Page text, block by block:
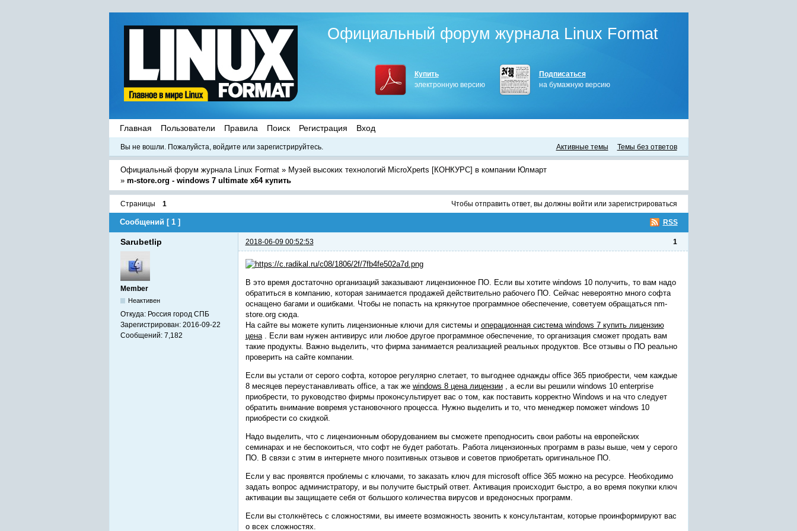
Официальный форум журнала Linux Format
Купить
электронную версию
Подписаться
на бумажную версию
Главная Пользователи Правила Поиск Регистрация Вход
Вы не вошли. Пожалуйста, войдите или зарегистрируйтесь. Активные темы Темы без ответов
Официальный форум журнала Linux Format » Музей высоких технологий MicroXperts [КОНКУРС] в компании Юлмарт
» m-store.org - windows 7 ultimate x64 купить
Страницы 1 Чтобы отправить ответ, вы должны войти или зарегистрироваться
RSS
Сообщений [ 1 ]
1
Sarubetlip 2018-06-09 00:52:53
Member
Неактивен
Откуда: Россия город СПБ
Зарегистрирован: 2016-09-22
Сообщений: 7,182
В это время достаточно организаций заказывают лицензионное ПО. Если вы хотите windows 10 получить, то вам надо
обратиться в компанию, которая занимается продажей действительно рабочего ПО. Сейчас невероятно много софта
оснащено багами и ошибками. Чтобы не попасть на крякнутое программное обеспечение, советуем обращаться nm-
store.org сюда.
На сайте вы можете купить лицензионные ключи для системы и операционная система windows 7 купить лицензию
цена. Если вам нужен антивирус или любое другое программное обеспечение, то организация сможет продать вам
такие продукты. Важно выделить, что фирма занимается реализацией реальных продуктов. Все отзывы о ПО реально
проверить на сайте компании.
Если вы устали от серого софта, которое регулярно слетает, то выгоднее однажды office 365 приобрести, чем каждые
8 месяцев переустанавливать office, а так же windows 8 цена лицензии, а если вы решили windows 10 enterprise
приобрести, то руководство фирмы проконсультирует вас о том, как поставить корректно Windows и на что следует
обратить внимание вовремя установочного процесса. Нужно выделить и то, что менеджер поможет windows 10
приобрести со скидкой.
Надо выделить, что с лицензионным оборудованием вы сможете преподносить свои работы на европейских
семинарах и не беспокоиться, что софт не будет работать. Работа лицензионных программ в разы выше, чем у серого
ПО. В связи с этим в интернете много позитивных отзывов и советов приобретать оригинальное ПО.
Если у вас проявятся проблемы с ключами, то заказать ключ для microsoft office 365 можно на ресурсе. Необходимо
задать вопрос администратору, и вы получите быстрый ответ. Активация происходит быстро, а во время покупки ключ
активации вы защищаете себя от большого количества вирусов и вредоносных программ.
Если вы столкнётесь с сложностями, вы имеете возможность звонить к консультантам, которые проинформируют вас
о всех сложностях.